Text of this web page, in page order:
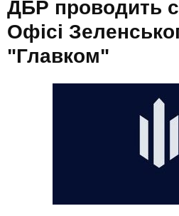
ДБР проводить
Офісі
"Главком"